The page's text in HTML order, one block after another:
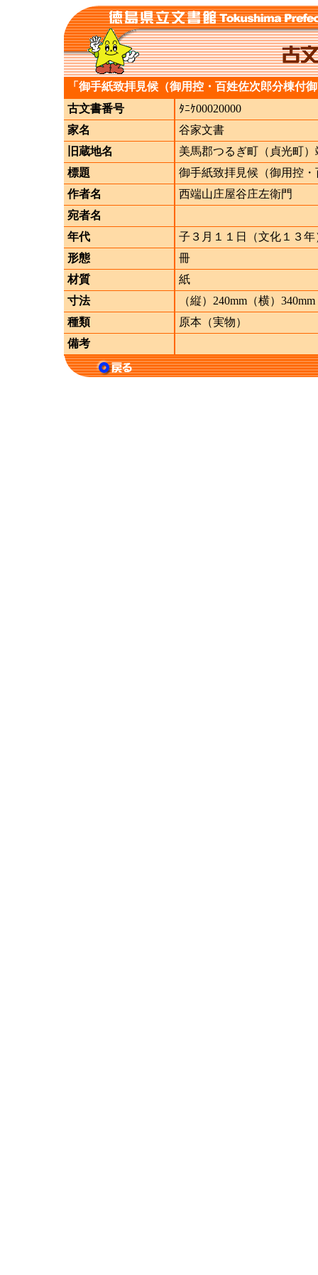
「御手紙致拝見候（御用控・百姓佐次郎分棟付
古文書番号
ﾀﾆｹ00020000
家名
谷家文書
旧蔵地名
美馬郡つるぎ町（貞光町）
標題
御手紙致拝見候（御用控
作者名
西端山庄屋谷庄左衛門
宛者名
年代
子３月１１日（文化１３年
形態
冊
材質
紙
寸法
（縦）240mm（横）340mm
種類
原本（実物）
備考